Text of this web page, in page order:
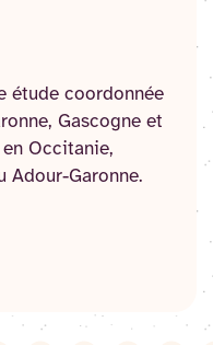
étude coordonnée
Gascogne et
Occitanie,
Adour-Garonne.